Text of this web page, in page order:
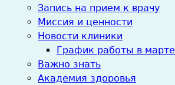
Запись на прием к врачу
Миссия и ценности
Новости клиники
График работы в марте
Важно знать
Академия здоровья